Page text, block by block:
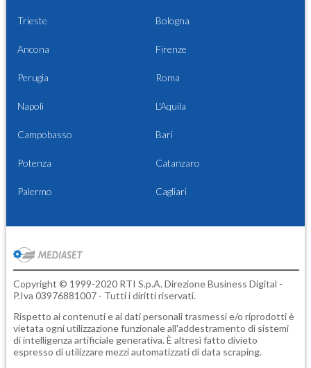
Trieste Bologna
Ancona Firenze
Perugia Roma
Napoli L'Aquila
Campobasso Bari
Potenza Catanzaro
Palermo Cagliari
Copyright © 1999-2020 RTI S.p.A. Direzione Business Digital -
P.Iva 03976881007 - Tutti i diritti riservati.
Rispetto ai contenuti e ai dati personali trasmessi e/o riprodotti è
vietata ogni utilizzazione funzionale all'addestramento di sistemi
di intelligenza artificiale generativa. È altresì fatto divieto
espresso di utilizzare mezzi automatizzati di data scraping.